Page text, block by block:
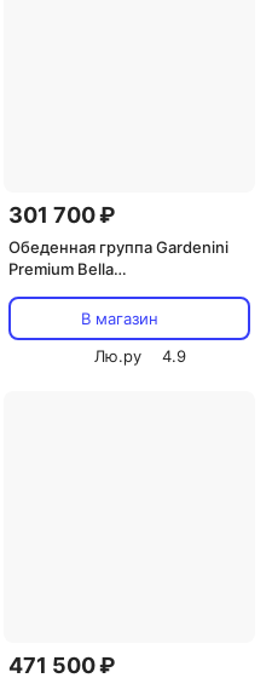
301 700 ₽
Обеденная группа Gardenini
Premium Bella
Белый,Бежевый,Светлое
дерево) арт.DPBLL.020218.C5
В магазин
Лю.ру
4.9
471 500 ₽